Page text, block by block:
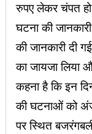
रुपए लेकर चंपत हो
घटना की
की जानकारी दी
का जायजा लिया
कहना है कि इन
की घटनाओं को
पर स्थित